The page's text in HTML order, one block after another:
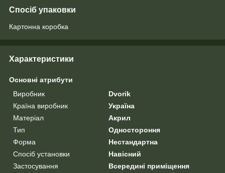
Спосіб упаковки
Картонна коробка
Характеристики
Основні атрибути
Виробник
Dvorik
Країна виробник
Україна
Матеріал
Акрил
Тип
Одностороння
Форма
Нестандартна
Спосіб установки
Навісний
Застосування
Всередині приміщення